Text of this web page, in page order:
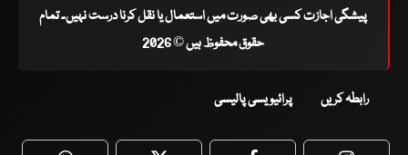
پیشگی اجازت کسی بھی صورت میں استعمال یا نقل کرنا درست نہیں۔ تمام
حقوق محفوظ ہیں © 2026
رابطہ کریں پرائیویسی پالیسی